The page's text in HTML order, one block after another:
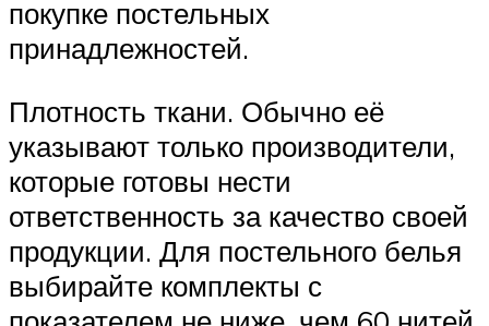
покупке постельных
принадлежностей.
Плотность ткани. Обычно её
указывают только производители,
которые готовы нести
ответственность за качество своей
продукции. Для постельного белья
выбирайте комплекты с